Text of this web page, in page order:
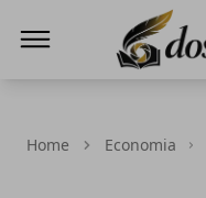
Home Economia